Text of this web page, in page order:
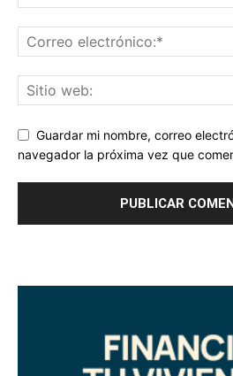
Guardar mi nombre, correo
navegador la próxima vez que